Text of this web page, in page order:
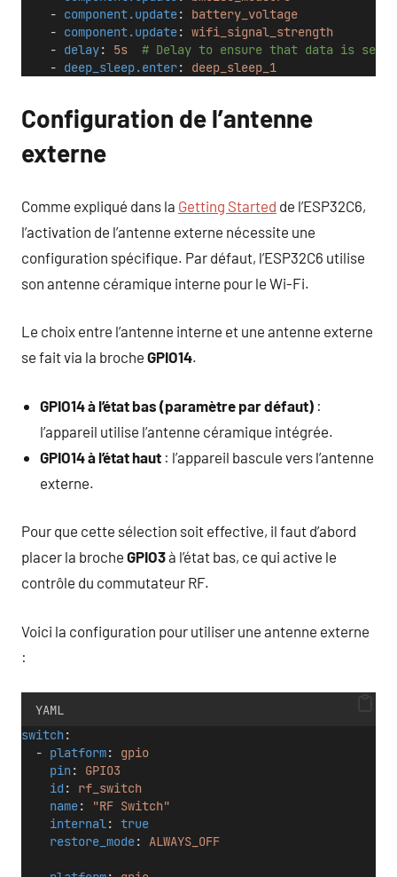
    -
component.update: battery_voltage
    -
component.update: wifi_signal_strength
    -
delay: 5s
# Delay to ensure that data is sent
    -
deep_sleep.enter: deep_sleep_1
Configuration de l’antenne
externe
Comme expliqué dans la Getting Started de l’ESP32C6,
l’activation de l’antenne externe nécessite une
configuration spécifique. Par défaut, l’ESP32C6 utilise
son antenne céramique interne pour le Wi-Fi.
Le choix entre l’antenne interne et une antenne externe
se fait via la broche GPIO14.
GPIO14 à l’état bas (paramètre par défaut) :
l’appareil utilise l’antenne céramique intégrée.
GPIO14 à l’état haut : l’appareil bascule vers l’antenne
externe.
Pour que cette sélection soit effective, il faut d’abord
placer la broche GPIO3à l’état bas, ce qui active le
contrôle du commutateur RF.
Voici la configuration pour utiliser une antenne externe
:
YAML
switch:
  -
platform: gpio
pin: GPIO3
id : rf_switch
name:
"RF Switch"
internal: true
restore_mode: ALWAYS_OFF